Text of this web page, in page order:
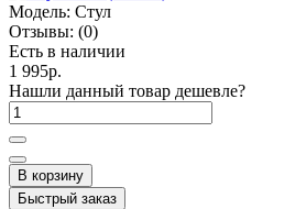
Модель: Стул
Отзывы: (0)
Есть в наличии
1 995р.
Нашли данный товар дешевле?
В корзину
Быстрый заказ